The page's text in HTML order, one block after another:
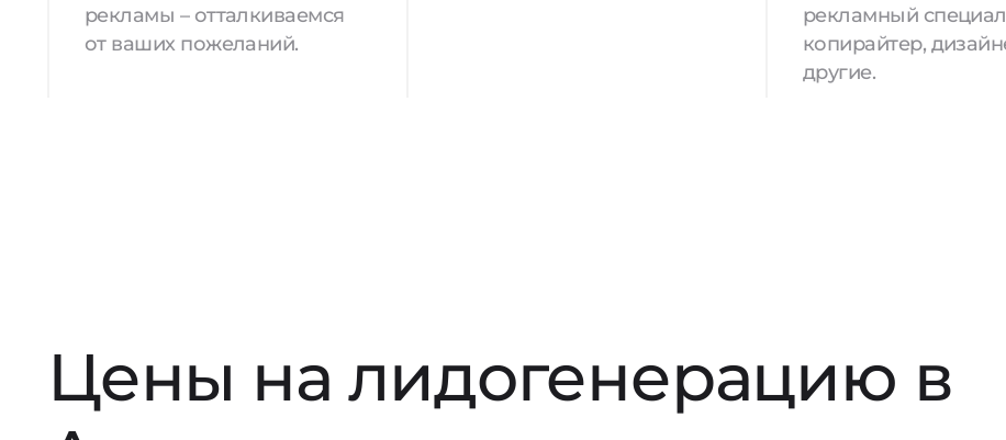
рекламы – отталкиваемся
от ваших пожеланий.
рекламный
копирайтер,
другие.
Цены на лидогенерацию в